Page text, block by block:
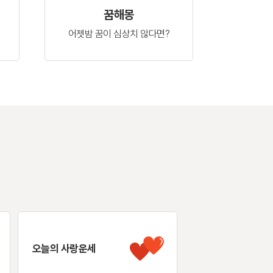
꿈해몽
어젯밤 꿈이 심상치 않다면?
오늘의 사랑운세